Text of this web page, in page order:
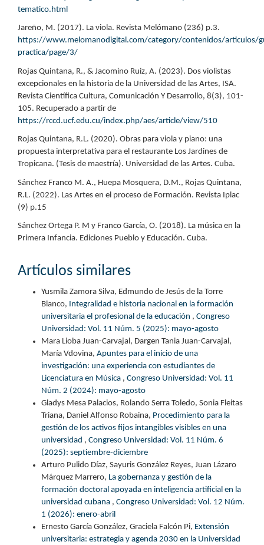
tematico.html
Jareño, M. (2017). La viola. Revista Melómano (236) p.3.
https://www.melomanodigital.com/category/contenidos/articulos/
practica/page/3/
Rojas Quintana, R., & Jacomino Ruiz, A. (2023). Dos violistas
excepcionales en la historia de la Universidad de las Artes, ISA.
Revista Científica Cultura, Comunicación Y Desarrollo, 8(3), 101-
105. Recuperado a partir de
https://rccd.ucf.edu.cu/index.php/aes/article/view/510
Rojas Quintana, R.L. (2020). Obras para viola y piano: una
propuesta interpretativa para el restaurante Los Jardines de
Tropicana. (Tesis de maestría). Universidad de las Artes. Cuba.
Sánchez Franco M. A., Huepa Mosquera, D.M., Rojas Quintana,
R.L. (2022). Las Artes en el proceso de Formación. Revista Iplac
(9) p.15
Sánchez Ortega P. M y Franco García, O. (2018). La música en la
Primera Infancia. Ediciones Pueblo y Educación. Cuba.
Artículos similares
Yusmila Zamora Silva, Edmundo de Jesús de la Torre
Blanco, Integralidad e historia nacional en la formación
universitaria el profesional de la educación , Congreso
Universidad: Vol. 11 Núm. 5 (2025): mayo-agosto
Mara Lioba Juan-Carvajal, Dargen Tania Juan-Carvajal,
María Vdovina, Apuntes para el inicio de una
investigación: una experiencia con estudiantes de
Licenciatura en Música , Congreso Universidad: Vol. 11
Núm. 2 (2024): mayo-agosto
Gladys Mesa Palacios, Rolando Serra Toledo, Sonia Fleitas
Triana, Daniel Alfonso Robaina, Procedimiento para la
gestión de los activos fijos intangibles visibles en una
universidad , Congreso Universidad: Vol. 11 Núm. 6
(2025): septiembre-diciembre
Arturo Pulido Díaz, Sayuris González Reyes, Juan Lázaro
Márquez Marrero, La gobernanza y gestión de la
formación doctoral apoyada en inteligencia artificial en la
universidad cubana , Congreso Universidad: Vol. 12 Núm.
1 (2026): enero-abril
Ernesto García González, Graciela Falcón Pi, Extensión
universitaria: estrategia y agenda 2030 en la Universidad